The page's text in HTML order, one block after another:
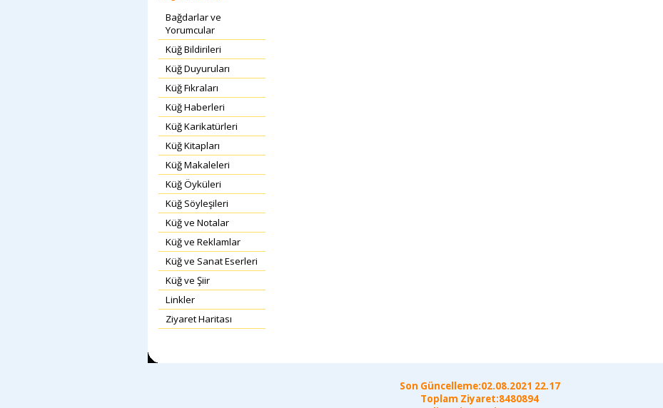
Bağdarlar ve
Yorumcular
Küğ Bildirileri
Küğ Duyuruları
Küğ Fıkraları
Küğ Haberleri
Küğ Karikatürleri
Küğ Kitapları
Küğ Makaleleri
Küğ Öyküleri
Küğ Söyleşileri
Küğ ve Notalar
Küğ ve Reklamlar
Küğ ve Sanat Eserleri
Küğ ve Şiir
Linkler
Ziyaret Haritası
Son Güncelleme:02.08.2021 22.17
Toplam Ziyaret:8480894